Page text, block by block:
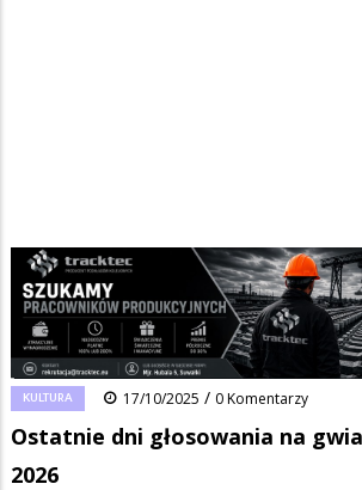
Ścieżka
nawigacyjna
Strona główna Wiadomości/Kultura/
Ostatnie dni głosowania na gwiazdę Dni Suwałk
FacebookPinterest 0
KULTURA 17/10/2025 / 0 Komentarzy
Ostatnie dni głosowania na
2026